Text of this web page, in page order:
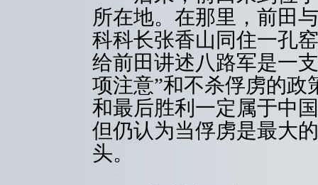
所在地。在那里，前田
科科长张香山同住一孔
给前田讲述八路军是一
项注意”和不杀俘虏的政
和最后胜利一定属于中
但仍认为当俘虏是最大
头。